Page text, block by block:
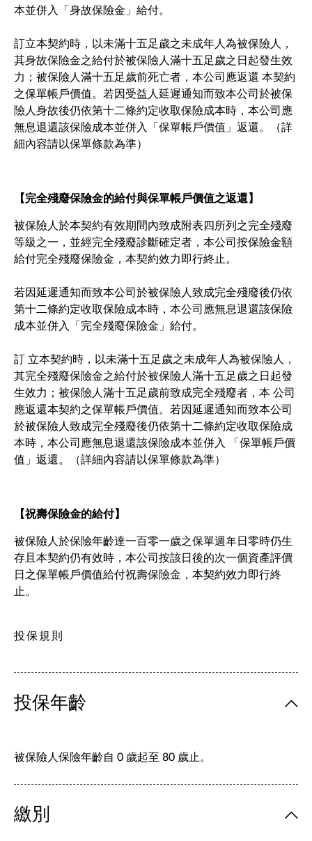
本並併入「身故保險金」給付。
訂立本契約時，以未滿十五足歲之未成年人為被保險人，
其身故保險金之給付於被保險人滿十五足歲之日起發生效
力；被保險人滿十五足歲前死亡者，本公司應返還 本契約
之保單帳戶價值。若因受益人延遲通知而致本公司於被保
險人身故後仍依第十二條約定收取保險成本時，本公司應
無息退還該保險成本並併入「保單帳戶價值」返還。（詳
細內容請以保單條款為準）
【完全殘廢保險金的給付與保單帳戶價值之返還】
被保險人於本契約有效期間內致成附表四所列之完全殘廢
等級之一，並經完全殘廢診斷確定者，本公司按保險金額
給付完全殘廢保險金，本契約效力即行終止。
若因延遲通知而致本公司於被保險人致成完全殘廢後仍依
第十二條約定收取保險成本時，本公司應無息退還該保險
成本並併入「完全殘廢保險金」給付。
訂 立本契約時，以未滿十五足歲之未成年人為被保險人，
其完全殘廢保險金之給付於被保險人滿十五足歲之日起發
生效力；被保險人滿十五足歲前致成完全殘廢者，本 公司
應返還本契約之保單帳戶價值。若因延遲通知而致本公司
於被保險人致成完全殘廢後仍依第十二條約定收取保險成
本時，本公司應無息退還該保險成本並併入 「保單帳戶價
值」返還。（詳細內容請以保單條款為準）
【祝壽保險金的給付】
被保險人於保險年齡達一百零一歲之保單週年日零時仍生
存且本契約仍有效時，本公司按該日後的次一個資產評價
日之保單帳戶價值給付祝壽保險金，本契約效力即行終
止。
投保規則
投保年齡
被保險人保險年齡自 0 歲起至 80 歲止。
繳別